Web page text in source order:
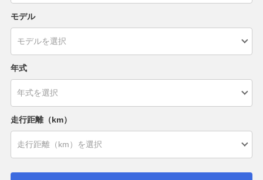
モデル
年式
走行距離（km）